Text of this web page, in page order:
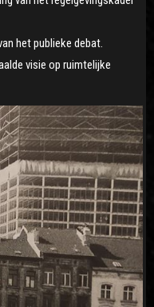
het publieke debat.
visie op ruimtelijke